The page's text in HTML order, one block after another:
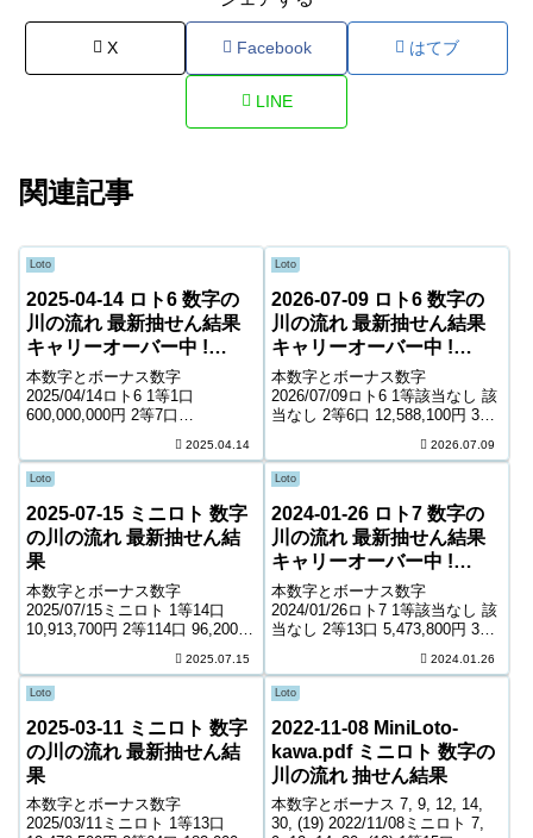
X Facebook はてブ
LINE
関連記事
Loto
2025-04-14 ロト6 数字の
川の流れ 最新抽せん結果
キャリーオーバー中 !
400,711,088円
本数字とボーナス数字
2025/04/14ロト6 1等1口
600,000,000円 2等7口
円 4等14,668口 6,500円 5等
230,369口 1,000円 キャリーオー
バー ...
2025.04.14
Loto
2026-07-09 ロト6 数字の
川の流れ 最新抽せん結果
キャリーオーバー中 !
482,140,962円
本数字とボーナス数字
2026/07/09ロト6 1等該当なし 該
当なし 2等6口 12,588,100円 3等
5,800円 5等223,868口 1,000円
キャリーオーバー 482,14...
2026.07.09
Loto
2025-07-15 ミニロト 数字
の川の流れ 最新抽せん結
果
本数字とボーナス数字
2025/07/15ミニロト 1等14口
10,913,700円 2等114口 96,200円
900円 ＊抽せんの結果は最終的
に発売元の発表のものと照合し
て下さい。...
2025.07.15
Loto
2024-01-26 ロト7 数字の
川の流れ 最新抽せん結果
キャリーオーバー中 !
1,015,997,335円
本数字とボーナス数字
2024/01/26ロト7 1等該当なし 該
当なし 2等13口 5,473,800円 3等
9,300円 5等100,486口 1,400円 6
等162,847口 1,000...
2024.01.26
Loto
2025-03-11 ミニロト 数字
の川の流れ 最新抽せん結
果
本数字とボーナス数字
2025/03/11ミニロト 1等13口
Loto
2022-11-08 MiniLoto-
kawa.pdf ミニロト 数字の
川の流れ 抽せん結果
本数字とボーナス 7, 9, 12, 14,
30, (19) 2022/11/08ミニロト 7,